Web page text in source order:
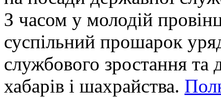
З часом у молодій
суспільний прошарок
службового зростання та
хабарів і шахрайства.